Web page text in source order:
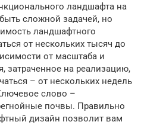
ландшафта на
сложной задачей, но
ландшафтного
от нескольких тысяч до
от масштаба и
затраченное на реализацию,
– от нескольких недель
слово –
почвы. Правильно
дизайн позволит вам